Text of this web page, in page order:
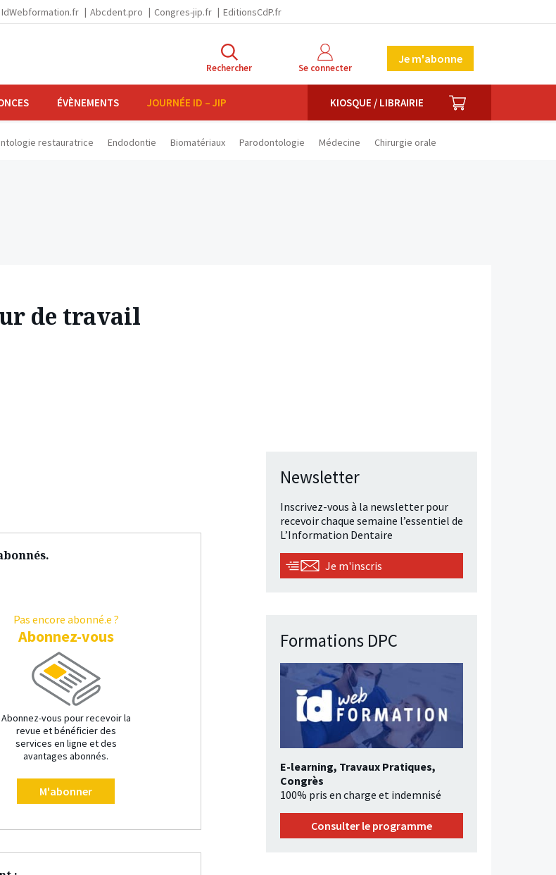
IdWebformation.fr Abcdent.pro Congres-jip.fr EditionsCdP.fr
Rechercher Se connecter
Je m'abonne
ÉVÈNEMENTS JOURNÉE ID – JIP KIOSQUE / LIBRAIRIE PANIER
restauratrice Endodontie Biomatériaux Parodontologie Médecine Chirurgie orale
de travail
Pas encore abonné.e ?
Abonnez-vous
Abonnez-vous pour recevoir la
revue et bénéficier des
services en ligne et des
avantages abonnés.
M'abonner
Newsletter
Inscrivez-vous à la newsletter pour
recevoir chaque semaine l’essentiel de
L’Information Dentaire
Je m'inscris
Formations DPC
E-learning, Travaux Pratiques,
Congrès
100% pris en charge et indemnisé
Consulter le programme